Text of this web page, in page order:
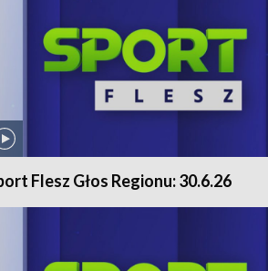
Flesz Głos Regionu: 30.6.26